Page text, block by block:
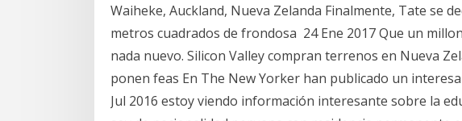
Waiheke, Auckland, Nueva Zelanda Finalmente, Tate se
metros cuadrados de frondosa 24 Ene 2017 Que un
nada nuevo. Silicon Valley compran terrenos en Nueva
ponen feas En The New Yorker han publicado un
Jul 2016 estoy viendo información interesante sobre la